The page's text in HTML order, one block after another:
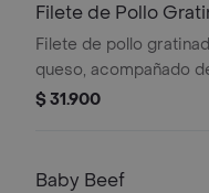
Filete de Pollo
Filete de pollo
queso, acompañado
francesa y ensalada de
$ 31.900
Baby Beef